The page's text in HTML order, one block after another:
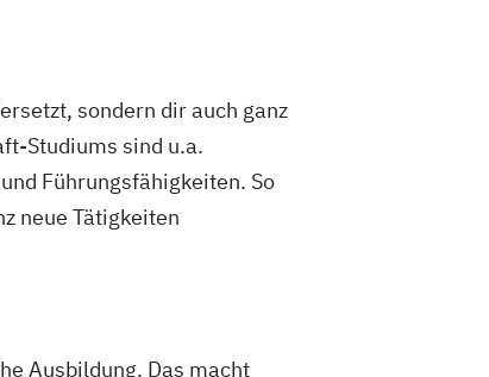
sondern dir auch ganz
Studiums sind u.a.
Führungsfähigkeiten. So
neue Tätigkeiten
Ausbildung. Das macht